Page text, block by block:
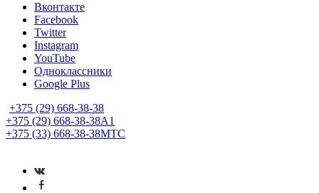
Вконтакте
Facebook
Twitter
Instagram
YouTube
Одноклассники
Google Plus
+375 (29) 668-38-38
+375 (29) 668-38-38A1
+375 (33) 668-38-38МТС